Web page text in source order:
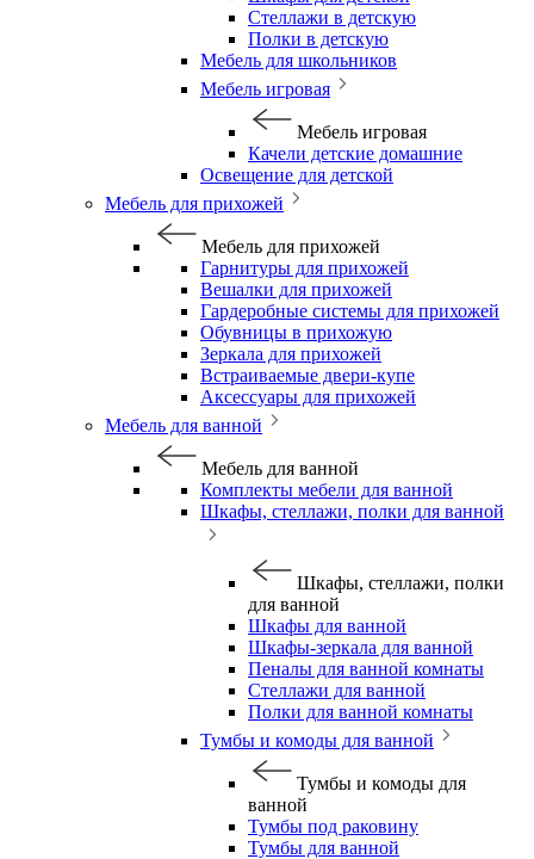
Стеллажи в детскую
Полки в детскую
Мебель для школьников
Мебель игровая
Мебель игровая
Качели детские домашние
Освещение для детской
Мебель для прихожей
Мебель для прихожей
Гарнитуры для прихожей
Вешалки для прихожей
Гардеробные системы для прихожей
Обувницы в прихожую
Зеркала для прихожей
Встраиваемые двери-купе
Аксессуары для прихожей
Мебель для ванной
Мебель для ванной
Комплекты мебели для ванной
Шкафы, стеллажи, полки для ванной
Шкафы, стеллажи, полки
для ванной
Шкафы для ванной
Шкафы-зеркала для ванной
Пеналы для ванной комнаты
Стеллажи для ванной
Полки для ванной комнаты
Тумбы и комоды для ванной
Тумбы и комоды для
ванной
Тумбы под раковину
Тумбы для ванной